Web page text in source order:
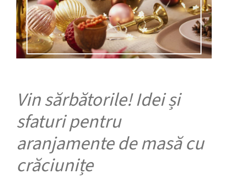
Vin sărbătorile! Idei și
sfaturi pentru
aranjamente de masă cu
crăciunițe